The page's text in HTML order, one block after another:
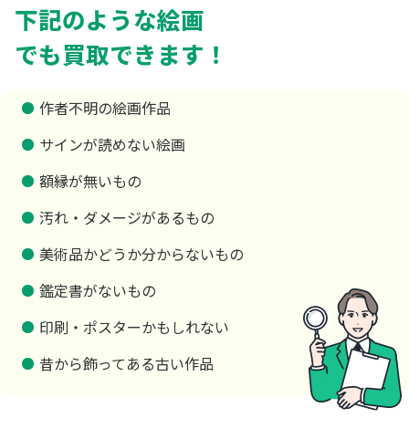
下記のような絵画
でも買取できます！
作者不明の絵画作品
サインが読めない絵画
額縁が無いもの
汚れ・ダメージがあるもの
美術品かどうか分からないもの
鑑定書がないもの
印刷・ポスターかもしれない
昔から飾ってある古い作品